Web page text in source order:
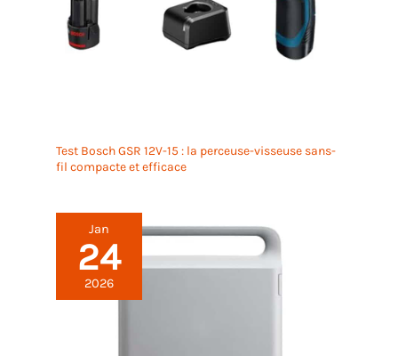
Test Bosch GSR 12V-15 : la perceuse-visseuse sans-
fil compacte et efficace
Jan
24
2026